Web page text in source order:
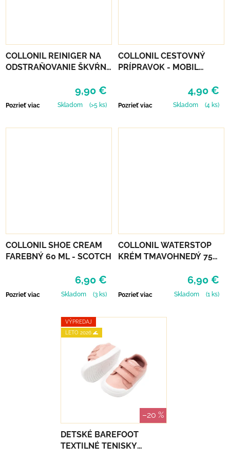
COLLONIL REINIGER NA
ODSTRAŇOVANIE ŠKVŔN
9,90 €
Pozrieť viac Skladom (>5 ks)
COLLONIL CESTOVNÝ
PRÍPRAVOK - MOBIL
4,90 €
Pozrieť viac Skladom (4 ks)
COLLONIL SHOE CREAM
FAREBNÝ 60 ML - SCOTCH
6,90 €
Pozrieť viac Skladom (3 ks)
COLLONIL WATERSTOP
KRÉM TMAVOHNEDÝ 75
6,90 €
Pozrieť viac Skladom (1 ks)
VÝPREDAJ
LETO 2026 🌊
–20 %
DETSKÉ BAREFOOT
TEXTILNÉ TENISKY